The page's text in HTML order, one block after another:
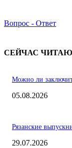
Вопрос - Ответ
СЕЙЧАС
Можно ли
05.08.2026
Рязанские
29.07.2026